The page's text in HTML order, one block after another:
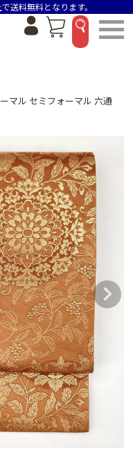
送料無料となります。
マル セミフォーマル 六通